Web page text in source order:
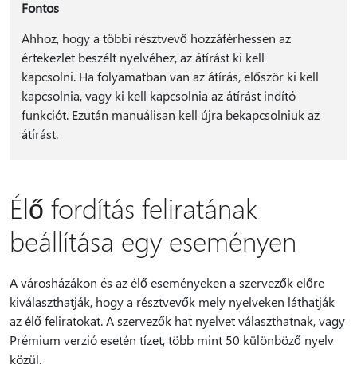
Fontos
Ahhoz, hogy a többi résztvevő hozzáférhessen az
értekezlet beszélt nyelvéhez, az átírást ki kell
kapcsolni. Ha folyamatban van az átírás, először ki kell
kapcsolnia, vagy ki kell kapcsolnia az átírást indító
funkciót. Ezután manuálisan kell újra bekapcsolniuk az
átírást.
Élő fordítás feliratának
beállítása egy eseményen
A városházákon és az élő eseményeken a szervezők előre
kiválaszthatják, hogy a résztvevők mely nyelveken láthatják
az élő feliratokat. A szervezők hat nyelvet választhatnak, vagy
Prémium verzió esetén tízet, több mint 50 különböző nyelv
közül.